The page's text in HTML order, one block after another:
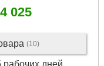
4 025
(10)
рабочих дней